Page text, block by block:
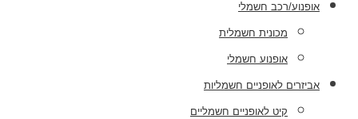
אופנוע/רכב חשמלי
מכונית חשמלית
אופנוע חשמלי
אביזרים לאופניים חשמליות
קיט לאופניים חשמליים